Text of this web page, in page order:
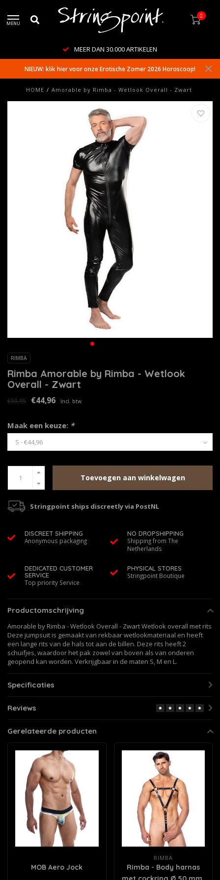
MENU
0
MEER DAN 30.000 ARTIKELEN
NIEUW: klik hier voor onze Erotische Zomer 2026 Horoscoop!
HOME / Amorable by Rimba - Wetlook Overall - Zwart
RIMBA
Rimba Amorable by Rimba - Wetlook
Overall - Zwart
€59,95 €44,96 Incl. btw
Maak een keuze: *
Toevoegen aan winkelwagen
Stringpoint ships discreetly via PostNL
DISCREET SHIPPING
Anonymous packaging
NO DROPSHIPPING
Shipping from The
Netherlands
DEDICATED CUSTOMER
SERVICE
Top priority Service
PHYSICAL STORES
Stringpoint Boutique
Productomschrijving
Amorable by Rimba - Wetlook Overall - Zwart Wetlook overall met rits
Deze jumpsuit is gemaakt van rekbaar wetlookmateriaal en heeft
een lange rits van de hals tot aan de billen. Deze rits heeft 2
schuifjes, waardoor het pak zowel van boven als van onderen
geopend kan worden. Verkrijgbaar in de maten S, M en L.
Specificaties
Reviews
Gerelateerde producten
MOB Aero Jock
RIMBA
Rimba - Body harnas